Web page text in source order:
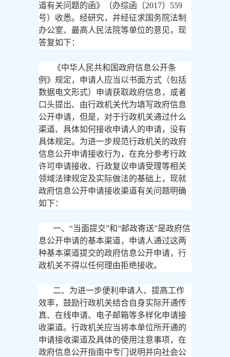
道有关问题的函》（办综函〔2017〕559
号）收悉。经研究，并经征求国务院法制
办公室、最高人民法院等单位的意见，现
答复如下：
《中华人民共和国政府信息公开条
例》规定，申请人应当以书面方式（包括
数据电文形式）申请获取政府信息，或者
口头提出、由行政机关代为填写政府信息
公开申请，但是，对于行政机关通过什么
渠道、具体如何接收申请人的申请，没有
具体规定。为进一步规范行政机关的政府
信息公开申请接收行为，在充分参考行政
许可申请接收、行政复议申请受理等相关
领域法律规定及实际做法的基础上，现就
政府信息公开申请接收渠道有关问题明确
如下：
一、“当面提交”和“邮政寄送”是政府信
息公开申请的基本渠道，申请人通过这两
种基本渠道提交的政府信息公开申请，行
政机关不得以任何理由拒绝接收。
二、为进一步便利申请人、提高工作
效率，鼓励行政机关结合自身实际开通传
真、在线申请、电子邮箱等多样化申请接
收渠道。行政机关应当将本单位所开通的
申请接收渠道及具体的使用注意事项，在
政府信息公开指南中专门说明并向社会公